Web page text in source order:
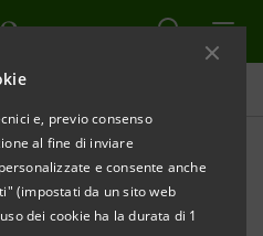
e, previo consenso
al fine di inviare
e consente anche
(impostati da un sito web
dei cookie ha la durata di 1